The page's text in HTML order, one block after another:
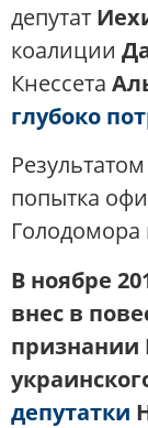
депутат
коалиции
Кнессета
глубоко
попытка
Голодомора
В ноябре
внес в
признании
депутатки